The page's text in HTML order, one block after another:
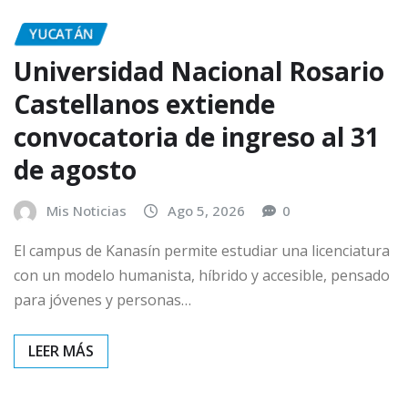
YUCATÁN
Universidad Nacional Rosario
Castellanos extiende
convocatoria de ingreso al 31
de agosto
Mis Noticias Ago 5, 2026 0
El campus de Kanasín permite estudiar una licenciatura
con un modelo humanista, híbrido y accesible, pensado
para jóvenes y personas…